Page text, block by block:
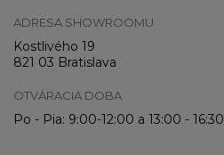
ADRESA SHOWROOMU
Kostlivého 19
821 03 Bratislava
OTVÁRACIA DOBA
Po - Pia: 9:00-12:00 a 13:00 - 16:30